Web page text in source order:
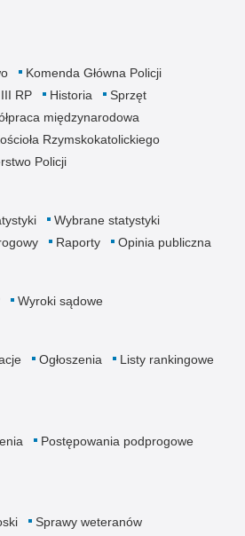
Komenda Główna Policji
RP Historia
Sprzęt
międzynarodowa
Rzymskokatolickiego
Policji
Wybrane statystyki
Raporty Opinia publiczna
Wyroki sądowe
Ogłoszenia
Listy rankingowe
Postępowania podprogowe
Sprawy weteranów